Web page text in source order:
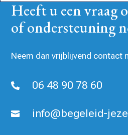
Heeft u een vraag
of ondersteuning
Neem dan vrijblijvend contact
 06 48 90 78 60
 info@begeleid-